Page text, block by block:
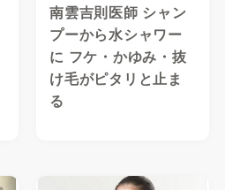
南雲吉則医師 シャン
プーから水シャワー
に フケ・かゆみ・抜
け毛がピタリと止ま
る